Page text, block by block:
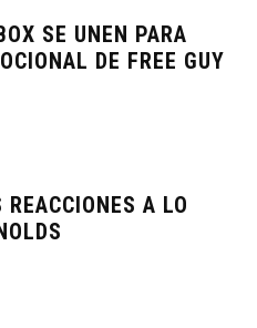
SE UNEN PARA
DE FREE GUY
A LO